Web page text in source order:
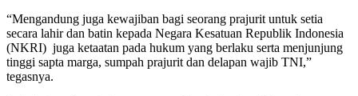
“Mengandung juga kewajiban bagi seorang prajurit untuk setia
secara lahir dan batin kepada Negara Kesatuan Republik Indonesia
(NKRI) juga ketaatan pada hukum yang berlaku serta menjunjung
tinggi sapta marga, sumpah prajurit dan delapan wajib TNI,”
tegasnya.